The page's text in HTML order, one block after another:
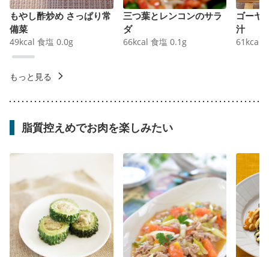
もやし酢炒め さっぱり常
備菜
49kcal 食塩 0.0g
三つ葉とレンコンのサラ
ダ
66kcal 食塩 0.1 g
ゴーヤ
汁
61 kcal
もっと見る
脂質控えめでお肉を楽しみたい